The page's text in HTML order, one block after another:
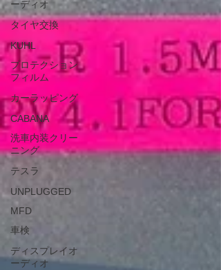
ーディオ
タイヤ交換
KUHL
プロテクション
フィルム
カーラッピング
CABANA
洗車内装クリー
ニング
テスラ
UNPLUGGED
MFD
車検
ディスプレイオ
ーディオ